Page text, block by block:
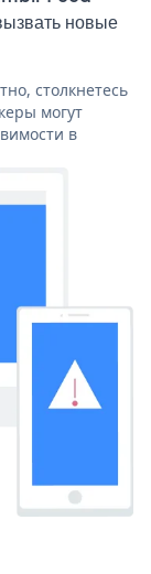
новые
столкнетесь
могут
в